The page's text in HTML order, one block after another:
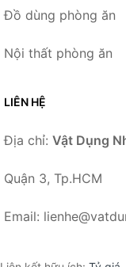
Đồ dùng phòng ăn
Nội thất phòng ăn
LIÊN HỆ
Địa chỉ: Vật Dụng
Quận 3, Tp.HCM
Email: